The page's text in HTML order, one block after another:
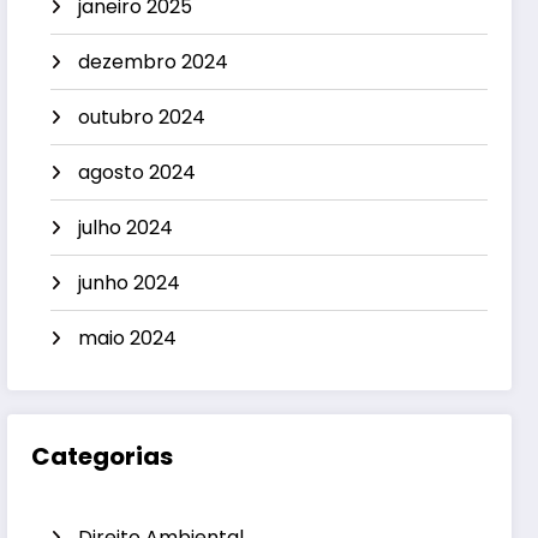
janeiro 2025
dezembro 2024
outubro 2024
agosto 2024
julho 2024
junho 2024
maio 2024
Categorias